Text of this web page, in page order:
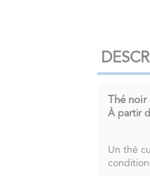
Thé
À partir
Un thé